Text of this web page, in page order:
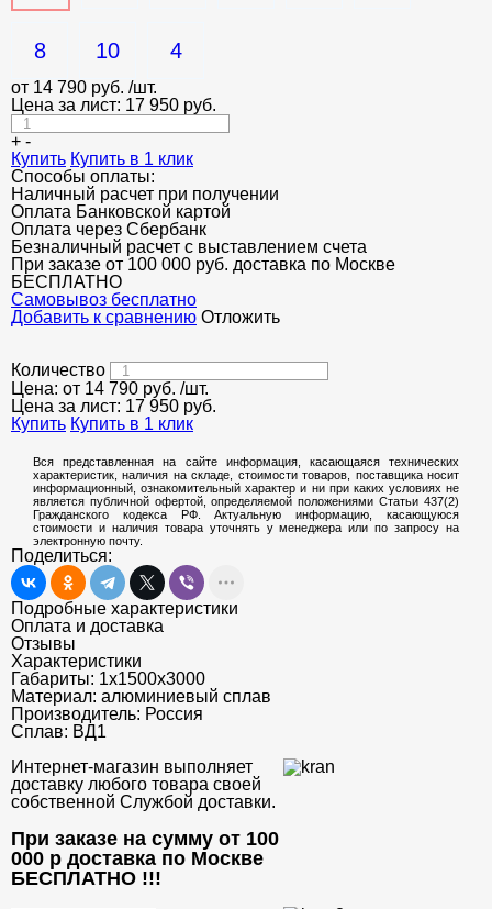
НЕДОРОГОЙ МЕТАЛЛОПРОКАТ
8 10 4
от 14 790 руб. /шт.
Цена за лист: 17 950 руб.
+ -
Купить Купить в 1 клик
Способы оплаты:
Наличный расчет при получении
Оплата Банковской картой
Оплата через Сбербанк
Безналичный расчет с выставлением счета
При заказе от 100 000 руб. доставка по Москве
БЕСПЛАТНО
Cамовывоз бесплатно
Добавить к сравнению Отложить
Количество
Цена: от 14 790 руб. /шт.
Цена за лист: 17 950 руб.
Купить Купить в 1 клик
Вся представленная на сайте информация, касающаяся технических
характеристик, наличия на складе, стоимости товаров, поставщика носит
информационный, ознакомительный характер и ни при каких условиях не
является публичной офертой, определяемой положениями Статьи 437(2)
Гражданского кодекса РФ. Актуальную информацию, касающуюся
стоимости и наличия товара уточнять у менеджера или по запросу на
электронную почту.
Поделиться:
Подробные характеристики
Оплата и доставка
Отзывы
Характеристики
Габариты: 1х1500х3000
Материал: алюминиевый сплав
Производитель: Россия
Сплав: ВД1
Интернет-магазин выполняет
доставку любого товара своей
собственной Службой доставки.
При заказе на сумму от 100
000 р доставка по Москве
БЕСПЛАТНО !!!